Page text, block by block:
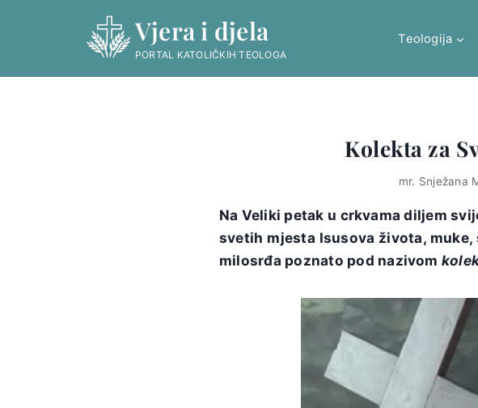
Vjera i djela
PORTAL KATOLIČKIH TEOLOGA
Teologija
Kolekta za
mr. Snježana
Na Veliki petak u crkvama diljem
svetih mjesta Isusova života,
milosrđa poznato pod nazivom